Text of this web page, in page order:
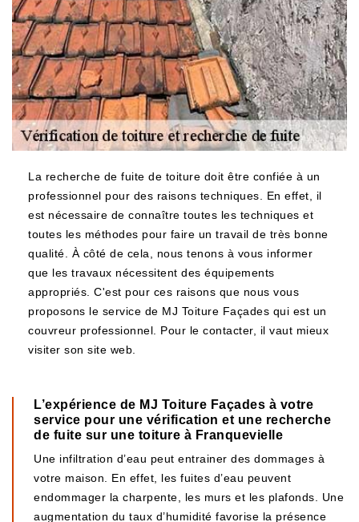
La recherche de fuite de toiture doit être confiée à un
professionnel pour des raisons techniques. En effet, il
est nécessaire de connaître toutes les techniques et
toutes les méthodes pour faire un travail de très bonne
qualité. À côté de cela, nous tenons à vous informer
que les travaux nécessitent des équipements
appropriés. C'est pour ces raisons que nous vous
proposons le service de MJ Toiture Façades qui est un
couvreur professionnel. Pour le contacter, il vaut mieux
visiter son site web.
L’expérience de MJ Toiture Façades à votre
service pour une vérification et une recherche
de fuite sur une toiture à Franquevielle
Une infiltration d’eau peut entrainer des dommages à
votre maison. En effet, les fuites d’eau peuvent
endommager la charpente, les murs et les plafonds. Une
augmentation du taux d’humidité favorise la présence